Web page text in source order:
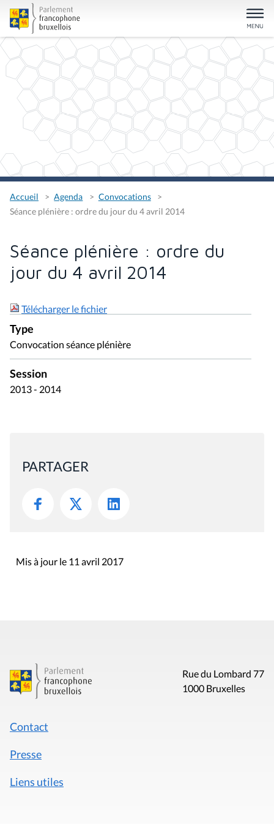
Accueil Agenda
Convocations
Séance plénière : ordre du jour du 4 avril 2014
Séance plénière : ordre du
jour du 4 avril 2014
Télécharger le fichier
Type
Convocation séance plénière
Session
2013 - 2014
PARTAGER
Mis à jour le 11 avril 2017
Rue du Lombard 77
1000 Bruxelles
Contact
Presse
Liens utiles